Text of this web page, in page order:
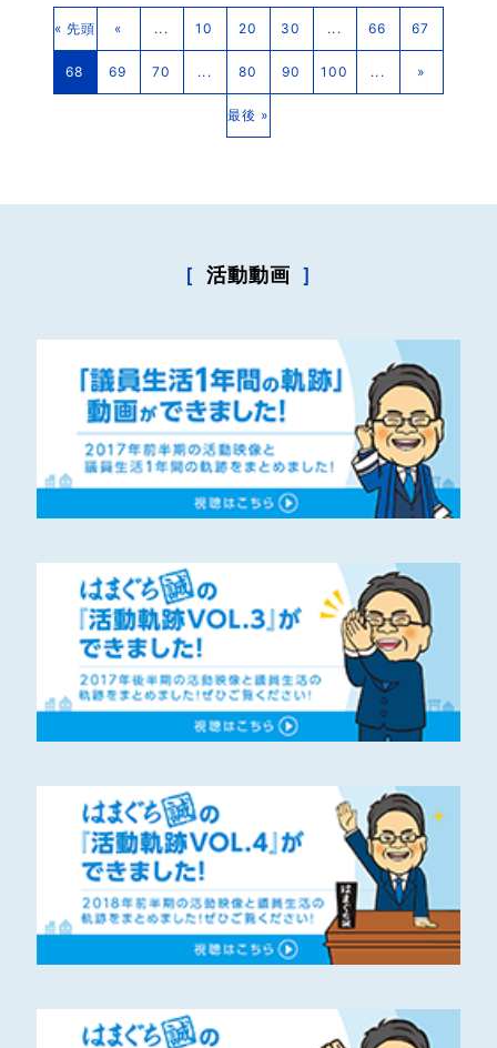
« 先頭 « ... 10 20 30 ... 66 67
68 69 70 ... 80 90 100 ... »
最後 »
［ 活動動画 ］